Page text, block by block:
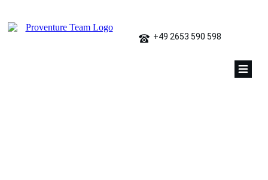
+49 2653 590 598